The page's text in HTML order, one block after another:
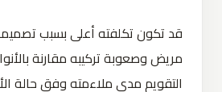
قد تكون تكلفته أعلى بسبب
مريض وصعوبة تركيبه مقارنة
التقويم مدى ملاءمته وفق حالة